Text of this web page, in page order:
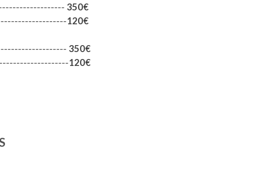
350€
120€
350€
120€